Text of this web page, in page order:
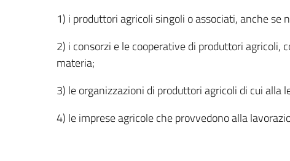
1) i produttori agricoli singoli o associati, anche se
2) i consorzi e le cooperative di produttori
materia;
3) le organizzazioni di produttori agricoli di cui alla
4) le imprese agricole che provvedono alla